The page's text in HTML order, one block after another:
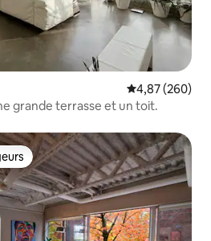
Note
4,87 (260)
grande terrasse et un toit.
parmi les plus aimés